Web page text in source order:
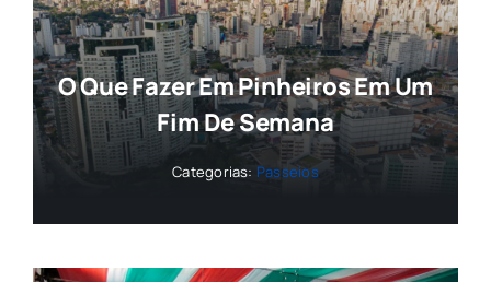
O Que Fazer Em Pinheiros Em Um
Fim De Semana
Categorias: Passeios